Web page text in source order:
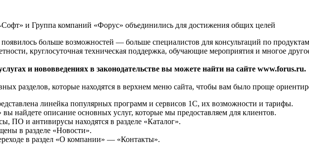
и Группа компаний «Форус» объединились для достижения общих целей
появилось больше возможностей — больше специалистов для консультаций по
круглосуточная техническая поддержка, обучающие мероприятия и многое
и нововведениях в законодательстве вы можете найти на сайте www.forus.ru.
разделов, которые находятся в верхнем меню сайта, чтобы вам было проще
линейка популярных программ и сервисов 1С, их возможности и тарифы.
найдете описание основных услуг, которые мы предоставляем для клиентов.
ПО и антивирусы находятся в разделе «Каталог».
в разделе «Новости».
в раздел «О компании» — «Контакты».